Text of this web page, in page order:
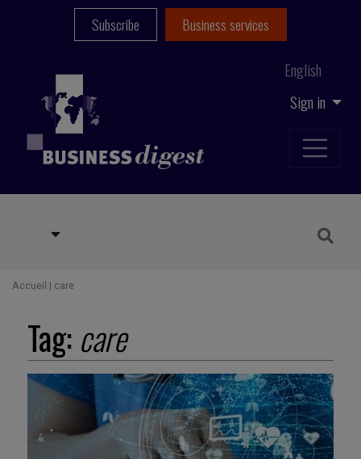
Sign in
English
Subscribe Business services
Accueil | care
Tag: care